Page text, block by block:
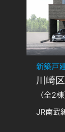
新築戸
川崎
（全2棟
JR南武